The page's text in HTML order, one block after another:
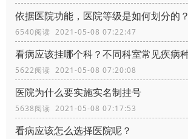
依据医院功能，医院等级是如何划分的？
6540阅读 2021-05-08 07:22:47
5622阅读 2021-05-08 07:20:08
医院为什么要实施实名制挂号
5638阅读 2021-05-08 07:17:53
看病应该怎么选择医院呢？